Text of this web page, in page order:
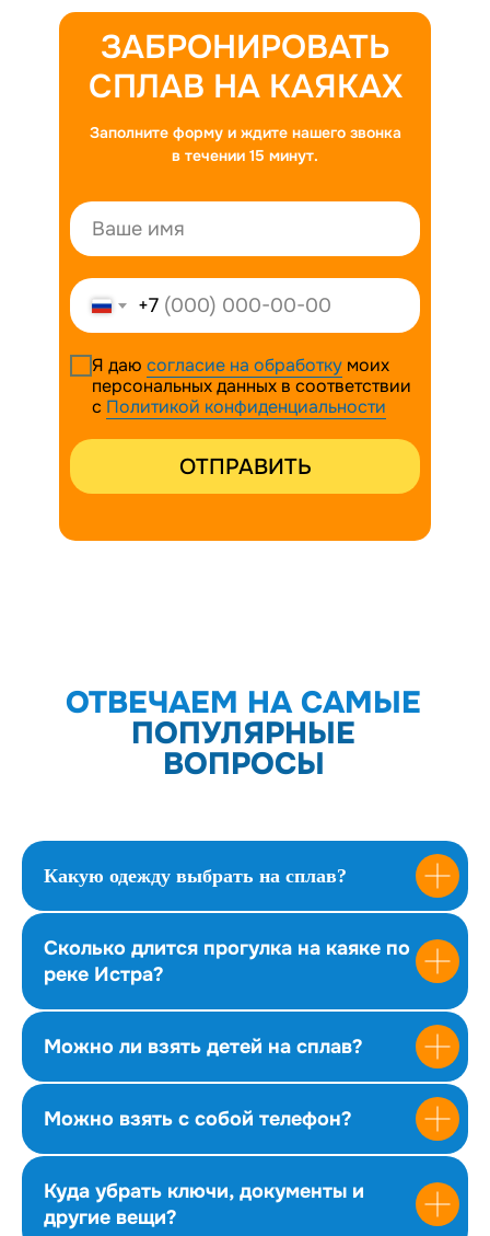
ЗАБРОНИРОВАТЬ
СПЛАВ НА КАЯКАХ
+7
Я даю согласие на обработку моих
персональных данных в соответствии
с Политикой конфиденциальности
ОТПРАВИТЬ
Заполните форму и ждите нашего звонка
в течении 15 минут.
ОТВЕЧАЕМ НА САМЫЕ
ПОПУЛЯРНЫЕ
ВОПРОСЫ
Какую одежду выбрать на сплав?
Сколько длится прогулка на каяке по
реке Истра?
Можно ли взять детей на сплав?
Можно взять с собой телефон?
Куда убрать ключи, документы и
другие вещи?